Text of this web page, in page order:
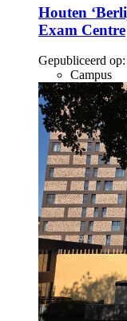
Houten
Exam Centre
Gepubliceerd op:
Campus